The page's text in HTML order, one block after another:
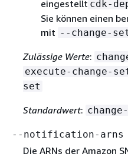
eingestellt cdk-
Sie können einen
mit --change-
Zulässige Werte:
execute-change-
set
Standardwert:
--notification-arns
Die ARNs der Amazon